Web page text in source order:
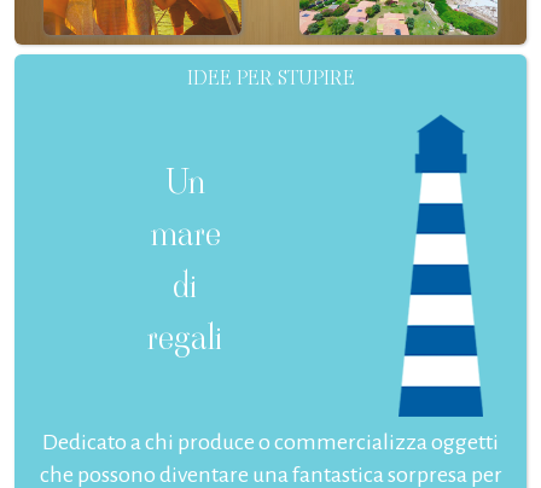
IDEE PER STUPIRE
Un
mare
di
regali
Dedicato a chi produce o commercializza oggetti
che possono diventare una fantastica sorpresa per